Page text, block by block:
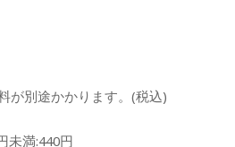
が別途かかります。(税込)
未満:440円